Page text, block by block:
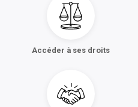
Accéder à ses droits